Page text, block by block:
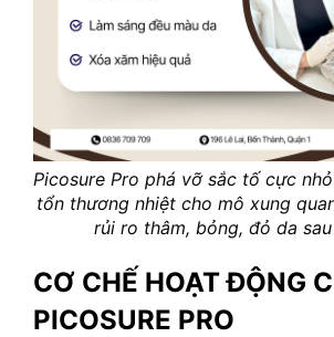
Picosure Pro phá vỡ sắc tố cực
tổn thương nhiệt cho mô xung
rủi ro thâm, bỏng, đỏ da
CƠ CHẾ HOẠT ĐỘNG
PICOSURE PRO